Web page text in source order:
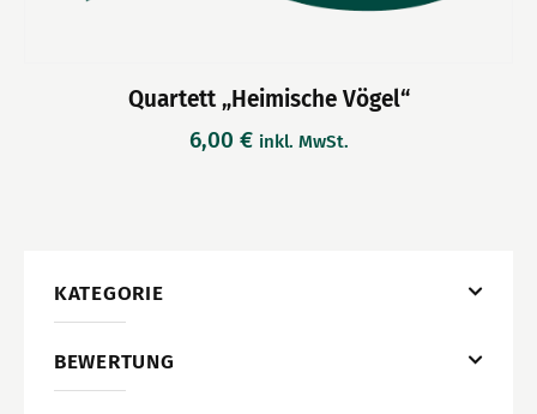
Quartett „Heimische Vögel“
6,00 € inkl. MwSt.
KATEGORIE
BEWERTUNG